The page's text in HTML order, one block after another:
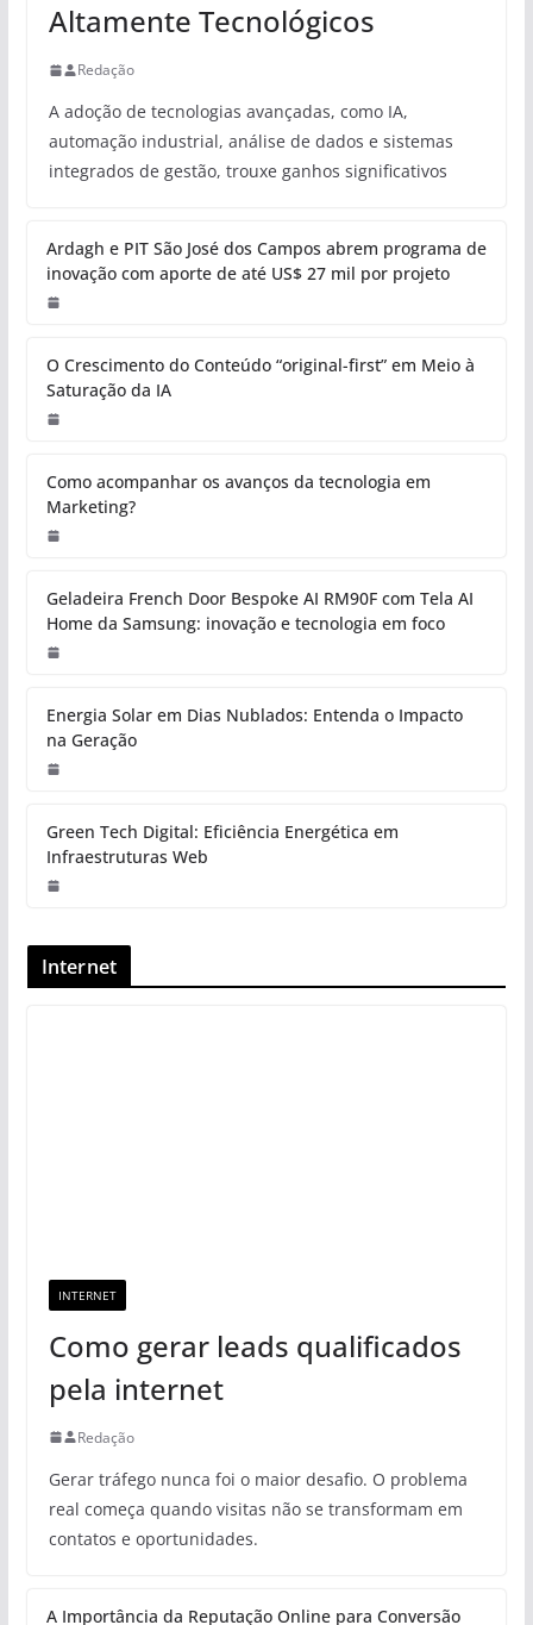
Altamente Tecnológicos
Redação
A adoção de tecnologias avançadas, como IA,
automação industrial, análise de dados e sistemas
integrados de gestão, trouxe ganhos significativos
Ardagh e PIT São José dos Campos abrem programa de
inovação com aporte de até US$ 27 mil por projeto
O Crescimento do Conteúdo “original-first” em Meio à
Saturação da IA
Como acompanhar os avanços da tecnologia em
Marketing?
Geladeira French Door Bespoke AI RM90F com Tela AI
Home da Samsung: inovação e tecnologia em foco
Energia Solar em Dias Nublados: Entenda o Impacto
na Geração
Green Tech Digital: Eficiência Energética em
Infraestruturas Web
Internet
INTERNET
Como gerar leads qualificados
pela internet
Redação
Gerar tráfego nunca foi o maior desafio. O problema
real começa quando visitas não se transformam em
contatos e oportunidades.
A Importância da Reputação Online para Conversão